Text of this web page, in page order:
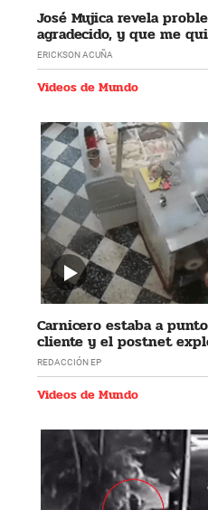
José Mujica revela
agradecido, y que me
ERICKSON ACUÑA
Videos de Mundo
Carnicero estaba a
cliente y el postnet
REDACCIÓN EP
Videos de Mundo